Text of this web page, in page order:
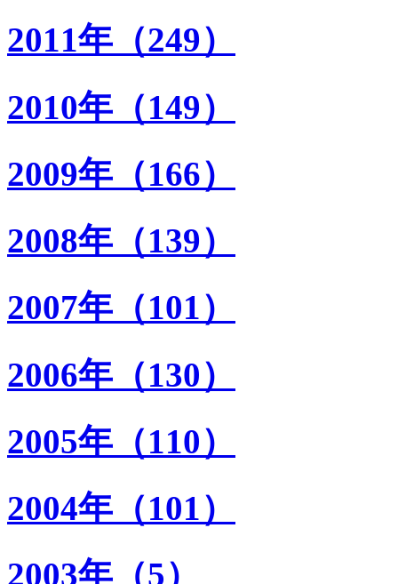
2011年（249）
2010年（149）
2009年（166）
2008年（139）
2007年（101）
2006年（130）
2005年（110）
2004年（101）
2003年（5）